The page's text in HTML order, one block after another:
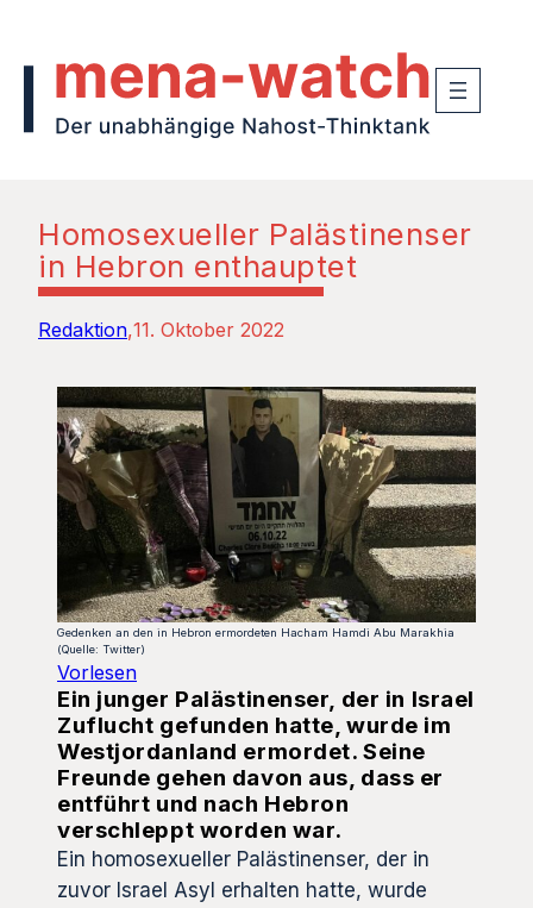
Homosexueller Palästinenser
in Hebron enthauptet
Redaktion 11. Oktober 2022
Gedenken an den in Hebron ermordeten Hacham Hamdi Abu Marakhia
(Quelle: Twitter)
Vorlesen
Ein junger Palästinenser, der in Israel
Zuflucht gefunden hatte, wurde im
Westjordanland ermordet. Seine
Freunde gehen davon aus, dass er
entführt und nach Hebron
verschleppt worden war.
Ein homosexueller Palästinenser, der in
zuvor Israel Asyl erhalten hatte, wurde